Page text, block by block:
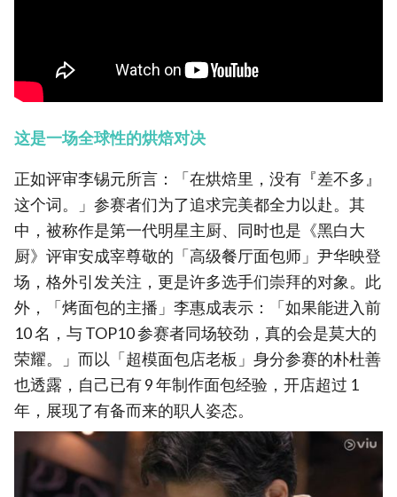
这是一场全球性的烘焙对决
正如评审李锡元所言：「在烘焙里，没有『差不多』
这个词。」参赛者们为了追求完美都全力以赴。其
中，被称作是第一代明星主厨、同时也是《黑白大
厨》评审安成宰尊敬的「高级餐厅面包师」尹华映登
场，格外引发关注，更是许多选手们崇拜的对象。此
外，「烤面包的主播」李惠成表示：「如果能进入前
10 名，与 TOP10 参赛者同场较劲，真的会是莫大的
荣耀。」而以「超模面包店老板」身分参赛的朴杜善
也透露，自己已有 9 年制作面包经验，开店超过 1
年，展现了有备而来的职人姿态。